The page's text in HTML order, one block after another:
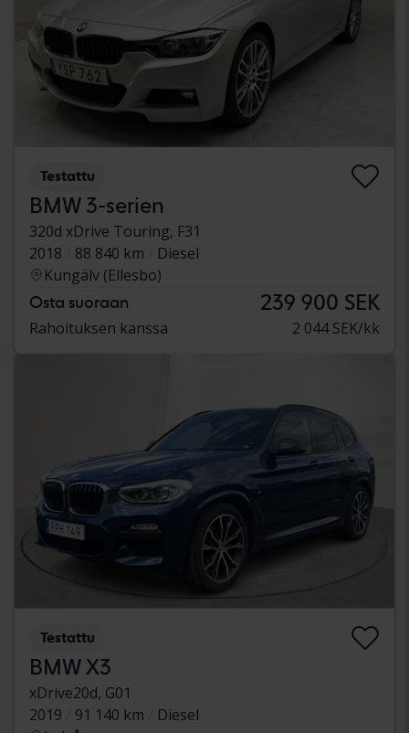
Testattu
BMW 3-serien
320d xDrive Touring, F31
2018
88 840 km
Diesel
Kungälv (Ellesbo)
Osta suoraan 239 900 SEK
Rahoituksen kanssa 2 044 SEK/kk
Testattu
BMW X3
xDrive20d, G01
2019
91 140 km
Diesel